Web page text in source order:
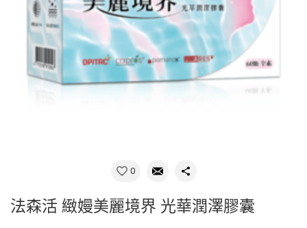
0
法森活 緻嫚美麗境界 光華潤澤膠囊